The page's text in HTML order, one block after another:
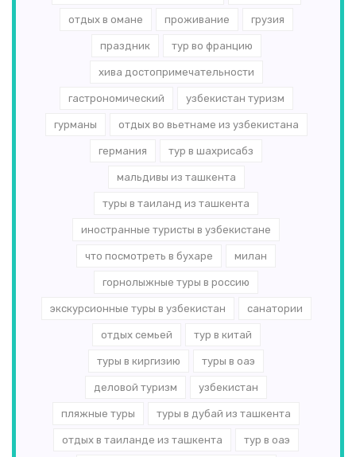
отдых в омане проживание грузия
праздник тур во францию
хива достопримечательности
гастрономический узбекистан туризм
гурманы отдых во вьетнаме из узбекистана
германия тур в шахрисабз
мальдивы из ташкента
туры в таиланд из ташкента
иностранные туристы в узбекистане
что посмотреть в бухаре милан
горнолыжные туры в россию
экскурсионные туры в узбекистан санатории
отдых семьей тур в китай
туры в киргизию туры в оаэ
деловой туризм узбекистан
пляжные туры туры в дубай из ташкента
отдых в таиланде из ташкента тур в оаэ